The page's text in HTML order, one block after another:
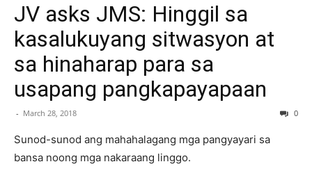
JV asks JMS: Hinggil sa
kasalukuyang sitwasyon at
sa hinaharap para sa
usapang pangkapayapaan
- March 28, 2018 0
Sunod-sunod ang mahahalagang mga pangyayari sa
bansa noong mga nakaraang linggo.